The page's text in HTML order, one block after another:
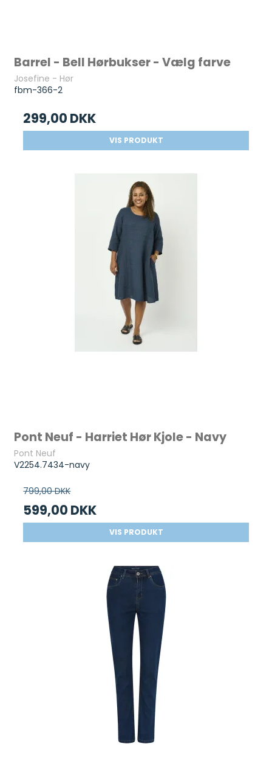
Barrel - Bell Hørbukser - Vælg farve
Josefine - Hør
fbm-366-2
299,00 DKK
VIS PRODUKT
Pont Neuf - Harriet Hør Kjole - Navy
Pont Neuf
V2254.7434-navy
799,00 DKK
599,00 DKK
VIS PRODUKT